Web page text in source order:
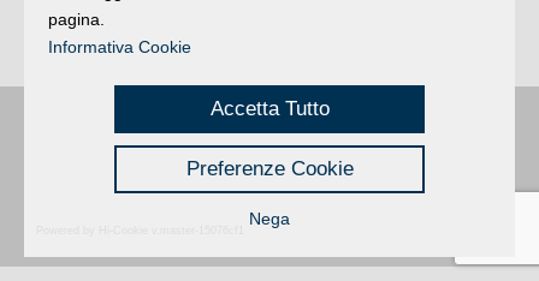
riscaldamento
è fissato fino al 31 marzo.
Buongiorno:Riminié una testata registrata presso il Tribunale di Rimini
registrazione n. 2 /28/02/2012|© 2024 buongiornoRimini
Privacy Credits
pagina.
Informativa Cookie
Accetta Tutto
Preferenze Cookie
Nega